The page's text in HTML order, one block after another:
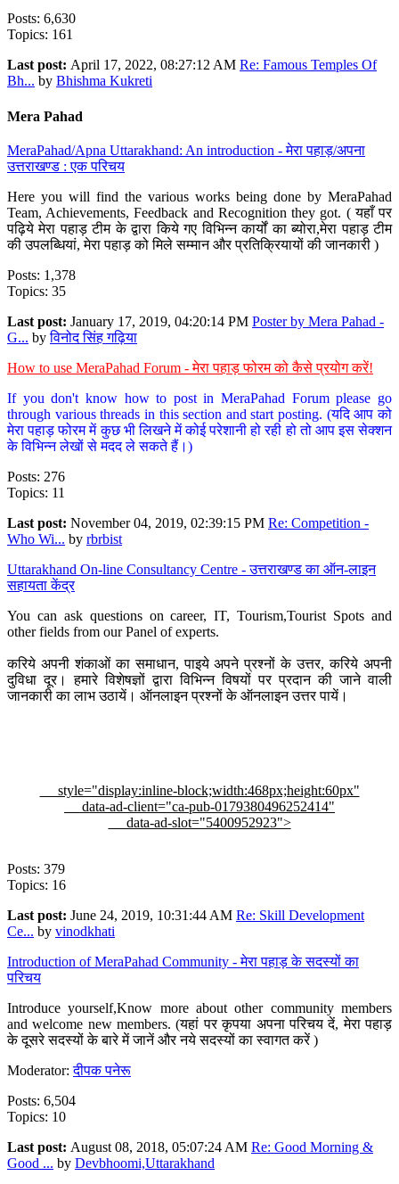
Posts: 6,630
Topics: 161
Last post: April 17, 2022, 08:27:12 AM Re: Famous Temples Of
Bh... by Bhishma Kukreti
Mera Pahad
MeraPahad/Apna Uttarakhand: An introduction - मेरा पहाड़/अपना
उत्तराखण्ड : एक परिचय
Here you will find the various works being done by MeraPahad
Team, Achievements, Feedback and Recognition they got. ( यहाँ पर
पढ़िये मेरा पहाड़ टीम के द्वारा किये गए विभिन्न कार्यों का ब्योरा,मेरा पहाड़ टीम
की उपलब्धियां, मेरा पहाड़ को मिले सम्मान और प्रतिक्रियायों की जानकारी )
Posts: 1,378
Topics: 35
Last post: January 17, 2019, 04:20:14 PM Poster by Mera Pahad -
G... byविनोद सिंह गढ़िया
How to use MeraPahad Forum - मेरा पहाड़ फोरम को कैसे प्रयोग करें!
If you don't know how to post in MeraPahad Forum please go
through various threads in this section and start posting. (यदि आप को
मेरा पहाड़ फोरम में कुछ भी लिखने में कोई परेशानी हो रही हो तो आप इस सेक्शन
के विभिन्न लेखों से मदद ले सकते हैं।)
Posts: 276
Topics: 11
Last post: November 04, 2019, 02:39:15 PM Re: Competition -
Who Wi... by rbrbist
Uttarakhand On-line Consultancy Centre - उत्तराखण्ड का ऑन-लाइन
सहायता केंद्र
You can ask questions on career, IT, Tourism,Tourist Spots and
other fields from our Panel of experts.
करिये अपनी शंकाओं का समाधान, पाइये अपने प्रश्नों के उत्तर, करिये अपनी
दुविधा दूर। हमारे विशेषज्ञों द्वारा विभिन्न विषयों पर प्रदान की जाने वाली
जानकारी का लाभ उठायें। ऑनलाइन प्रश्नों के ऑनलाइन उत्तर पायें।
style="display:inline-block;width:468px;height:60px"
data-ad-client="ca-pub-0179380496252414"
data-ad-slot="5400952923">
Posts: 379
Topics: 16
Last post: June 24, 2019, 10:31:44 AM Re: Skill Development
Ce... by vinodkhati
Introduction of MeraPahad Community - मेरा पहाड़ के सदस्यों का
परिचय
Introduce yourself,Know more about other community members
and welcome new members. (यहां पर कृपया अपना परिचय दें, मेरा पहाड़
के दूसरे सदस्यों के बारे में जानें और नये सदस्यों का स्वागत करें )
Moderator:दीपक पनेरू
Posts: 6,504
Topics: 10
Last post: August 08, 2018, 05:07:24 AM Re: Good Morning &
Good ... by Devbhoomi,Uttarakhand